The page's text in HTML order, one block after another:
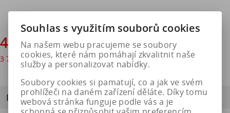
4 583 Kč
3 788 Kčbez DPH
Dotaz na výrobek
Souhlas s využitím souborů cookies
Na našem webu pracujeme se soubory
cookies, které nám pomáhají zkvalitnit naše
služby a personalizovat nabídky.
Soubory cookies si pamatují, co a jak ve svém
prohlížeči na daném zařízení děláte. Díky tomu
webová stránka funguje podle vás a je